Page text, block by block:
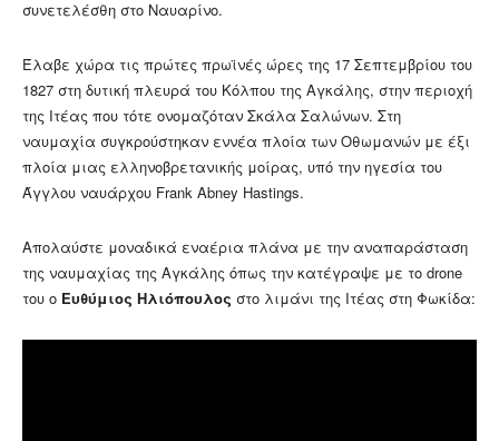
συνετελέσθη στο Ναυαρίνο.
Έλαβε χώρα τις πρώτες πρωϊνές ώρες της 17 Σεπτεμβρίου του
1827 στη δυτική πλευρά του Κόλπου της Αγκάλης, στην περιοχή
της Ιτέας που τότε ονομαζόταν Σκάλα Σαλώνων. Στη
ναυμαχία συγκρούστηκαν εννέα πλοία των Οθωμανών με έξι
πλοία μιας ελληνοβρετανικής μοίρας, υπό την ηγεσία του
Άγγλου ναυάρχου Frank Abney Hastings.
Απολαύστε μοναδικά εναέρια πλάνα με την αναπαράσταση
της ναυμαχίας της Αγκάλης όπως την κατέγραψε με το drone
του ο Ευθύμιος Ηλιόπουλος στο λιμάνι της Ιτέας στη Φωκίδα: